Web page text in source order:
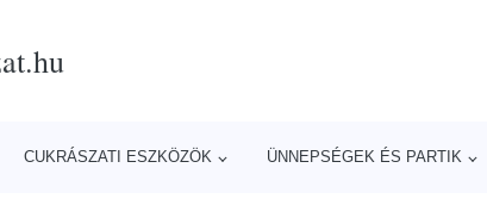
CUKRÁSZATI ESZKÖZÖK ÜNNEPSÉGEK ÉS PARTIK